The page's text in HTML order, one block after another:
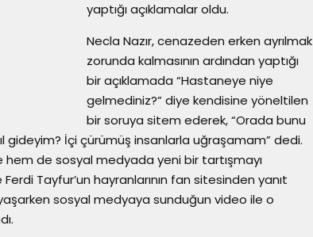
yaptığı açıklamalar oldu.
Necla Nazır, cenazeden erken ayrılmak
zorunda kalmasının ardından yaptığı
bir açıklamada “Hastaneye niye
gelmediniz?” diye kendisine yöneltilen
bir soruya sitem ederek, “Orada bunu
gideyim? İçi çürümüş insanlarla uğraşamam” dedi.
hem de sosyal medyada yeni bir tartışmayı
Tayfur’un hayranlarının fan sitesinden yanıt
sosyal medyaya sunduğun video ile o